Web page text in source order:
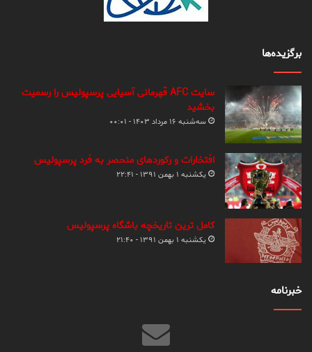
برگزیده‌ها
سایت AFC قهرمانی آسیایی پرسپولیس را رسمیت
بخشید
سه‌شنبه ۱۶ مرداد ۱۴۰۳ - ۰۰:۰۱
افتخارات و رکوردهای منحصر به فرد پرسپولیس
یکشنبه ۱ بهمن ۱۳۹۱ - ۲۲:۴۱
کامل ترین تاریخچه باشگاه پرسپولیس
یکشنبه ۱ بهمن ۱۳۹۱ - ۲۱:۴۰
خبرنامه